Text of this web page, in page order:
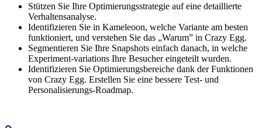
Stützen Sie Ihre Optimierungsstrategie auf eine detaillierte
Verhaltensanalyse.
Identifizieren Sie in Kameleoon, welche Variante am besten
funktioniert, und verstehen Sie das „Warum” in Crazy Egg.
Segmentieren Sie Ihre Snapshots einfach danach, in welche
Experiment-variations Ihre Besucher eingeteilt wurden.
Identifizieren Sie Optimierungsbereiche dank der Funktionen
von Crazy Egg. Erstellen Sie eine bessere Test- und
Personalisierungs-Roadmap.